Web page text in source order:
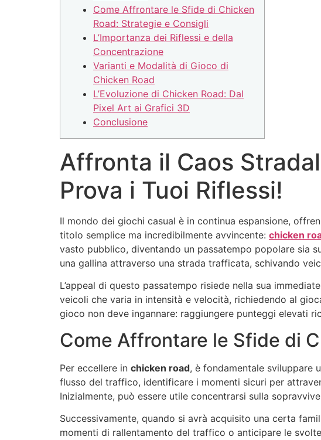
Come Affrontare le Sfide di Chicken
Road: Strategie e Consigli
L’Importanza dei Riflessi e della
Concentrazione
Varianti e Modalità di Gioco di
Chicken Road
L’Evoluzione di Chicken Road: Dal
Pixel Art ai Grafici 3D
Conclusione
Affronta il Caos
Prova i Tuoi Riflessi!
Il mondo dei giochi casual è in continua espansione,
titolo semplice ma incredibilmente avvincente: chicken
vasto pubblico, diventando un passatempo popolare sia
una gallina attraverso una strada trafficata, schivando
L’appeal di questo passatempo risiede nella sua
veicoli che varia in intensità e velocità, richiedendo al
gioco non deve ingannare: raggiungere punteggi elevati
Come Affrontare le Sfide di
Per eccellere in chicken road, è fondamentale sviluppare
flusso del traffico, identificare i momenti sicuri per
Inizialmente, può essere utile concentrarsi sulla
Successivamente, quando si avrà acquisito una certa
momenti di rallentamento del traffico o anticipare le